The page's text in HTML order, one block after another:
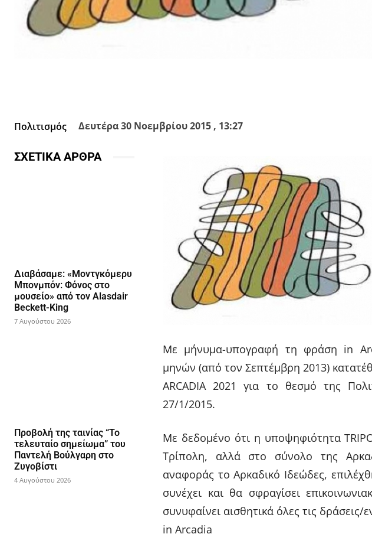
Πολιτισμός Δευτέρα 30 Νοεμβρίου 2015 , 13:27
ΣΧΕΤΙΚΑ ΑΡΘΡΑ
Διαβάσαμε: «Μοντγκόμερυ
Μπονμπόν: Φόνος στο
μουσείο» από τον Alasdair
Beckett-King
7 Αυγούστου 2026
Προβολή της ταινίας “Το
τελευταίο σημείωμα” του
Παντελή Βούλγαρη στο
Ζυγοβίστι
4 Αυγούστου 2026
Με μήνυμα-υπογραφή τη φράση in
μηνών (από τον Σεπτέμβρη 2013)
ARCADIA 2021 για το θεσμό της
27/1/2015.
Με δεδομένο ότι η υποψηφιότητα
Τρίπολη, αλλά στο σύνολο της
αναφοράς το Αρκαδικό Ιδεώδες,
συνέχει και θα σφραγίσει
συνυφαίνει αισθητικά όλες τις δράσεις/
in Arcadia